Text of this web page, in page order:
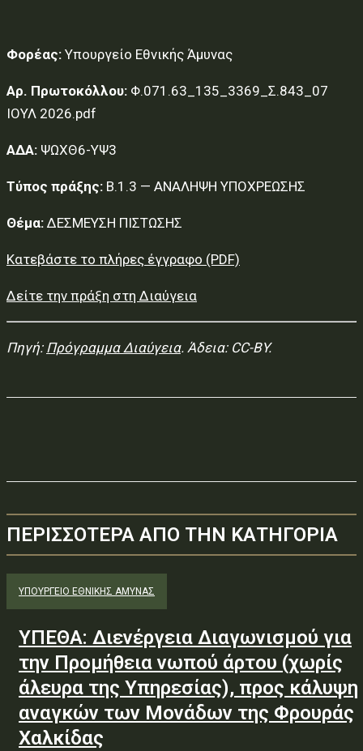
Φορέας: Υπουργείο Εθνικής Άμυνας
Αρ. Πρωτοκόλλου: Φ.071.63_135_3369_Σ.843_07
ΙΟΥΛ 2026.pdf
ΑΔΑ: ΨΩΧΘ6-ΥΨ3
Τύπος πράξης: Β.1.3 — ΑΝΑΛΗΨΗ ΥΠΟΧΡΕΩΣΗΣ
Θέμα: ΔΕΣΜΕΥΣΗ ΠΙΣΤΩΣΗΣ
Κατεβάστε το πλήρες έγγραφο (PDF)
Δείτε την πράξη στη Διαύγεια
Πηγή: Πρόγραμμα Διαύγεια. Άδεια: CC-BY.
ΠΕΡΙΣΣΟΤΕΡΑ ΑΠΟ ΤΗΝ ΚΑΤΗΓΟΡΙΑ
ΥΠΟΥΡΓΕΊΟ ΕΘΝΙΚΉΣ ΆΜΥΝΑΣ
ΥΠΕΘΑ: Διενέργεια Διαγωνισμού για
την Προμήθεια νωπού άρτου (χωρίς
άλευρα της Υπηρεσίας), προς κάλυψη
αναγκών των Μονάδων της Φρουράς
Χαλκίδας